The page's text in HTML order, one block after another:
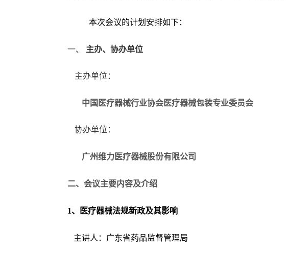
本次会议的计划安排如下：
一、 主办、协办单位
主办单位：
中国医疗器械行业协会医疗器械包装专业委员会
协办单位：
广州维力医疗器械股份有限公司
二、会议主要内容及介绍
1、 医疗器械法规新政及其影响
主讲人 ： 广东省药品监督管理局